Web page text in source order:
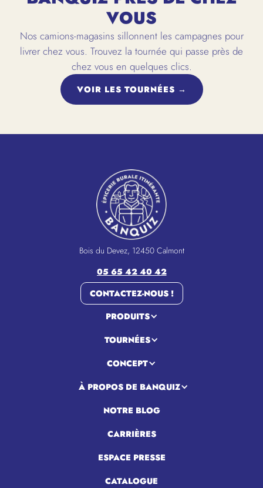
VOUS
Nos camions-magasins sillonnent les campagnes pour
livrer chez vous. Trouvez la tournée qui passe près de
chez vous en quelques clics.
VOIR LES TOURNÉES →
Bois du Devez, 12450 Calmont
05 65 42 40 42
CONTACTEZ-NOUS !
PRODUITS
TOURNÉES
CONCEPT
À PROPOS DE BANQUIZ
NOTRE BLOG
CARRIÈRES
ESPACE PRESSE
CATALOGUE